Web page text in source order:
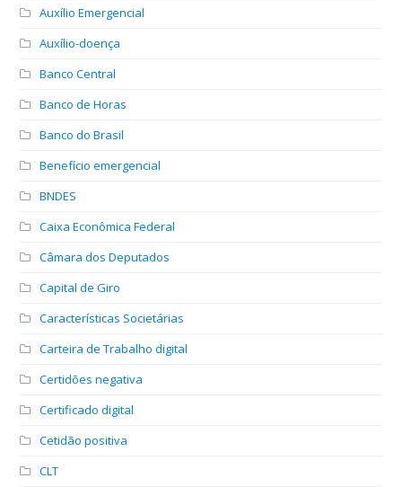
Auxílio Emergencial
Auxílio-doença
Banco Central
Banco de Horas
Banco do Brasil
Benefício emergencial
BNDES
Caixa Econômica Federal
Câmara dos Deputados
Capital de Giro
Características Societárias
Carteira de Trabalho digital
Certidões negativa
Certificado digital
Cetidão positiva
CLT